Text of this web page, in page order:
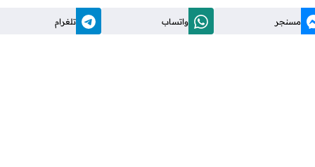
مسنجر واتساب تلغرام